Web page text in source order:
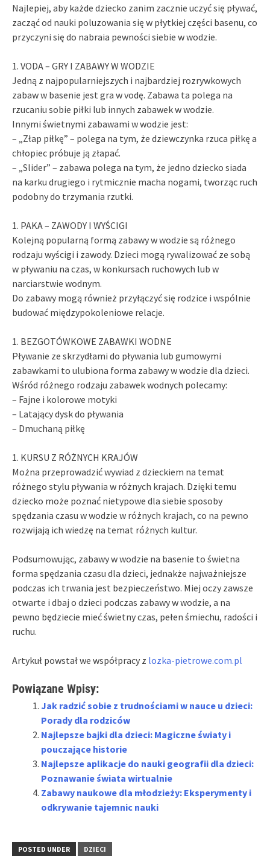
Najlepiej, aby każde dziecko zanim zacznie uczyć się pływać,
zacząć od nauki poluzowania się w płytkiej części basenu, co
przyczyni się do nabraia pewności siebie w wodzie.
1. VODA – GRY I ZABAWY W WODZIE
Jedną z najpopularniejszych i najbardziej rozrywkowych
zabaw w basenie jest gra w vodę. Zabawa ta polega na
rzucaniu sobie piłki lub innych zabawek w wodzie.
Innymi świetnymi zabawami w wodzie jest:
– „Złap piłkę” – polega na tym, że dziewczynka rzuca piłkę a
chłopiec próbuje ją złapać.
– „Slider” – zabawa polega na tym, że jedno dziecko siada
na karku drugiego i rytmicznie macha nogami, tworząc ruch
podobny do trzymania rzutki.
1. PAKA – ZAWODY I WYŚCIGI
Kolejną popularną formą zabawy w wodzie są różnego
rodzaju wyścigi i zawody. Dzieci mogą rywalizować ze sobą
w pływaniu na czas, w konkursach ruchowych lub w
narciarstwie wodnym.
Do zabawy mogą również przyłączyć się rodzice i wspólnie
budować międzypokoleniowe relacje.
1. BEZGOTÓWKOWE ZABAWKI WODNE
Pływanie ze skrzydłami do pływania lub gumowymi
zabawkami to ulubiona forma zabawy w wodzie dla dzieci.
Wśród różnego rodzaju zabawek wodnych polecamy:
– Fajne i kolorowe motyki
– Latający dysk do pływania
– Dmuchaną piłkę
1. KURSU Z RÓŻNYCH KRAJÓW
Można przeprowadzić wywiad z dzieckiem na temat
różnego stylu pływania w różnych krajach. Dzięki temu
dziecko może poznać nietypowe dla siebie sposoby
spędzania czasu w wodzie w różnych krajach, co na pewno
rozwijają ich wiedzę na temat różnych kultur.
Podsumowując, zabawy w wodzie na basenie to świetna
forma spędzania czasu dla dzieci, jednakże najważniejsze
podczas ich trwania jest bezpieczeństwo. Miej oczy zawsze
otwarte i dbaj o dzieci podczas zabawy w wodzie, a na
pewno będziecie mieć świetny czas, pełen śmiechu, radości i
ruchu.
Artykuł powstał we współpracy z lozka-pietrowe.com.pl
Powiązane Wpisy:
Jak radzić sobie z trudnościami w nauce u dzieci:
Porady dla rodziców
Najlepsze bajki dla dzieci: Magiczne światy i
pouczające historie
Najlepsze aplikacje do nauki geografii dla dzieci:
Poznawanie świata wirtualnie
Zabawy naukowe dla młodzieży: Eksperymenty i
odkrywanie tajemnic nauki
POSTED UNDER DZIECI